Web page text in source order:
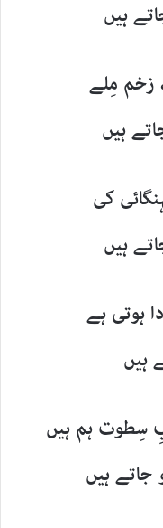
ہیں
زخم مِلے
ہیں
کی
ہیں
ہوتی ہے
ہیں
سِطوت ہم ہیں
ہیں